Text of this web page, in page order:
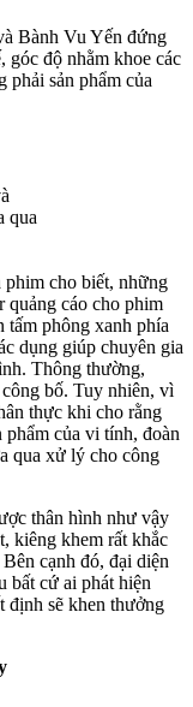
Bành Vu Yến đứng
góc độ nhằm khoe các
phải sản phẩm của
qua
phim cho biết, những
quảng cáo cho phim
phông xanh phía
dụng giúp chuyên gia
Thông thường,
bố. Tuy nhiên, vì
thực khi cho rằng
của vi tính, đoàn
qua xử lý cho công
thâ‌n hìn‌h như vậy
kiêng khem rất khắc
cạnh đó, đại diện
bất cứ ai phát hiện
định sẽ khen thưởng